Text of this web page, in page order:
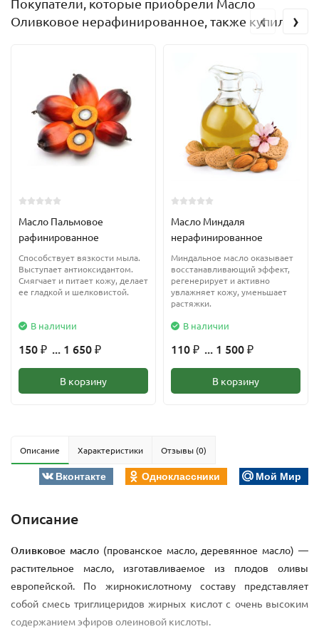
Покупатели, которые приобрели Масло
Оливковое нерафинированное, также купили
Масло Пальмовое
рафинированное
Способствует вязкости мыла.
Выступает антиоксидантом.
Смягчает и питает кожу, делает
ее гладкой и шелковистой.
В наличии
150 ₽ ... 1 650 ₽
В корзину
Масло Миндаля
нерафинированное
Миндальное масло оказывает
восстанавливающий эффект,
регенерирует и активно
увлажняет кожу, уменьшает
растяжки.
В наличии
110 ₽ ... 1 500 ₽
В корзину
‹ ›
Описание Характеристики Отзывы (0)
Вконтакте Одноклассники Мой Мир
Описание
Оливковое масло(прованское масло, деревянное масло) —
растительное масло, изготавливаемое из плодов оливы
европейской. По жирнокислотному составу представляет
собой смесь триглицеридов жирных кислот с очень высоким
содержанием эфиров олеиновой кислоты.